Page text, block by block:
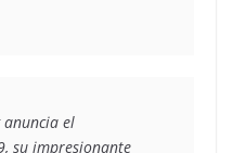
anuncia el
su impresionante